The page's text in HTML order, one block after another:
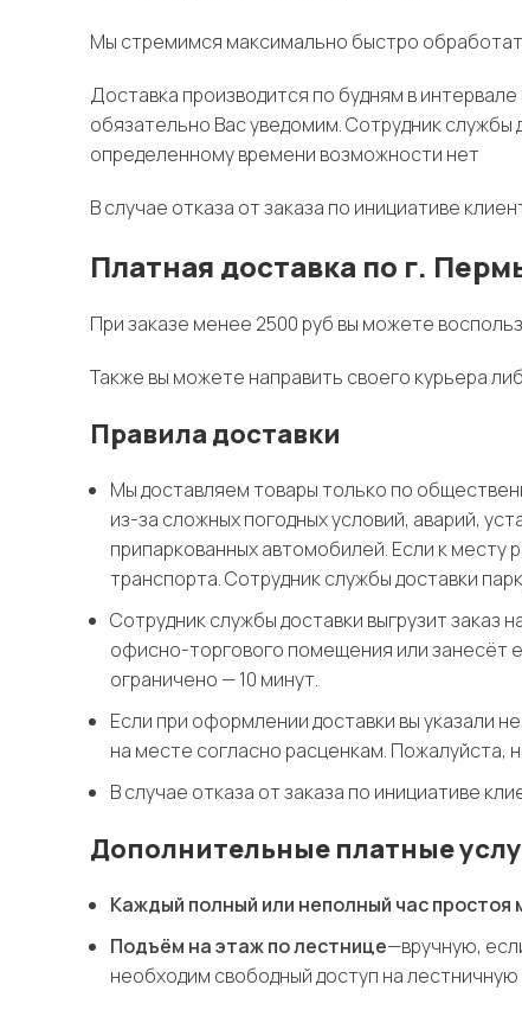
Мы стремимся максимально быстро
Доставка производится по будням в
обязательно Вас уведомим. Сотрудник службы
определенному времени возможности нет
В случае отказа от заказа по инициативе
Платная доставка по г.
При заказе менее 2500 руб вы можете
Также вы можете направить своего курьера
Правила доставки
Мы доставляем товары только по
из-за сложных погодных условий, аварий,
припаркованных автомобилей. Если к
транспорта. Сотрудник службы доставки
Сотрудник службы доставки выгрузит заказ
офисно-торгового помещения или занесёт
ограничено — 10 минут.
Если при оформлении доставки вы указали
на месте согласно расценкам. Пожалуйста,
В случае отказа от заказа по инициативе
Дополнительные платные
Каждый полный или неполный час простоя
Подъём на этаж по лестнице—вручную,
необходим свободный доступ на лестничную